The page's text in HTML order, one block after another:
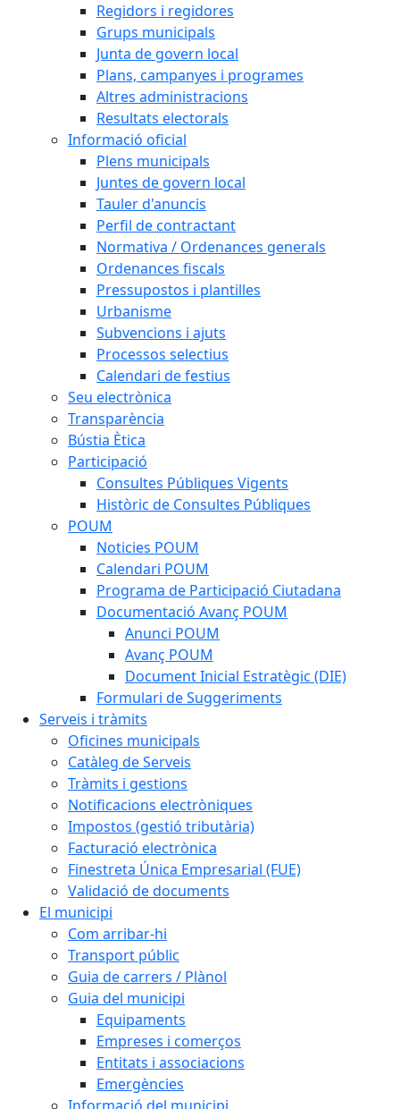
Regidors i regidores
Grups municipals
Junta de govern local
Plans, campanyes i programes
Altres administracions
Resultats electorals
Informació oficial
Plens municipals
Juntes de govern local
Tauler d'anuncis
Perfil de contractant
Normativa / Ordenances generals
Ordenances fiscals
Pressupostos i plantilles
Urbanisme
Subvencions i ajuts
Processos selectius
Calendari de festius
Seu electrònica
Transparència
Bústia Ètica
Participació
Consultes Públiques Vigents
Històric de Consultes Públiques
POUM
Noticies POUM
Calendari POUM
Programa de Participació Ciutadana
Documentació Avanç POUM
Anunci POUM
Avanç POUM
Document Inicial Estratègic (DIE)
Formulari de Suggeriments
Serveis i tràmits
Oficines municipals
Catàleg de Serveis
Tràmits i gestions
Notificacions electròniques
Impostos (gestió tributària)
Facturació electrònica
Finestreta Única Empresarial (FUE)
Validació de documents
El municipi
Com arribar-hi
Transport públic
Guia de carrers / Plànol
Guia del municipi
Equipaments
Empreses i comerços
Entitats i associacions
Emergències